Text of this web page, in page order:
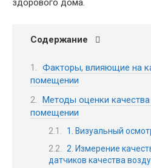
здорового дома.
Содержание
Факторы, влияющие на
помещении
Методы оценки качества
помещении
1. Визуальный
2. Измерение
датчиков качества